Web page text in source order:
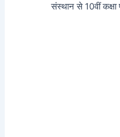
संस्थान से 10वीं कक्षा